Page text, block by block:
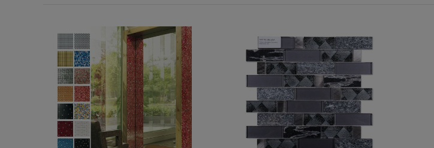
FAX注文はこちらから
カテゴリーから選ぶ
メーカーから選ぶ
ご利用ガイド